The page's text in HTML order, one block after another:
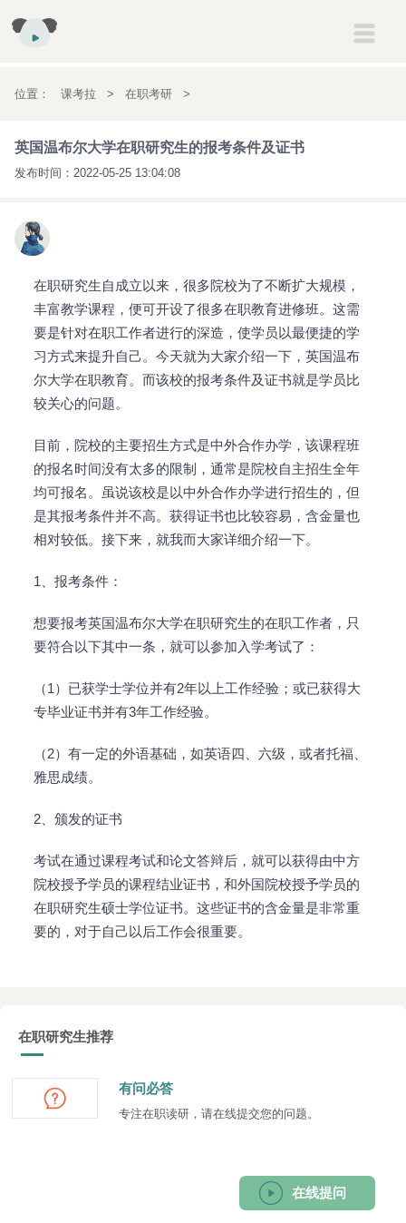
考研 考研
英语
位置： 课考拉 > 在职考研 >
证书
英国温布尔大学在职研究生的报考条件及证书
发布时间： 2022-05-25 13:04:08
在职研究生自成立以来，很多院校为了不断扩大规模，
丰富教学课程，便可开设了很多在职教育进修班。这需
要是针对在职工作者进行的深造，使学员以最便捷的学
习方式来提升自己。今天就为大家介绍一下，英国温布
尔大学在职教育。而该校的报考条件及证书就是学员比
较关心的问题。
目前，院校的主要招生方式是中外合作办学，该课程班
的报名时间没有太多的限制，通常是院校自主招生全年
均可报名。虽说该校是以中外合作办学进行招生的，但
是其报考条件并不高。获得证书也比较容易，含金量也
相对较低。接下来，就我而大家详细介绍一下。
1、报考条件：
想要报考英国温布尔大学在职研究生的在职工作者，只
要符合以下其中一条，就可以参加入学考试了：
（1）已获学士学位并有2年以上工作经验；或已获得大
专毕业证书并有3年工作经验。
（2）有一定的外语基础，如英语四、六级，或者托福、
雅思成绩。
2、颁发的证书
考试在通过课程考试和论文答辩后，就可以获得由中方
院校授予学员的课程结业证书，和外国院校授予学员的
在职研究生硕士学位证书。这些证书的含金量是非常重
要的，对于自己以后工作会很重要。
在职研究生推荐
有问必答
专注在职读研，请在线提交您的问题。
在线提问